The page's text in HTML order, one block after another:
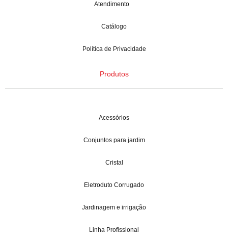
Atendimento
Catálogo
Política de Privacidade
Produtos
Acessórios
Conjuntos para jardim
Cristal
Eletroduto Corrugado
Jardinagem e irrigação
Linha Profissional